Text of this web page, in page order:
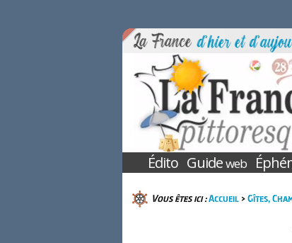
Édito Guideweb
Vous êtes ici :Accueil>Gîtes,